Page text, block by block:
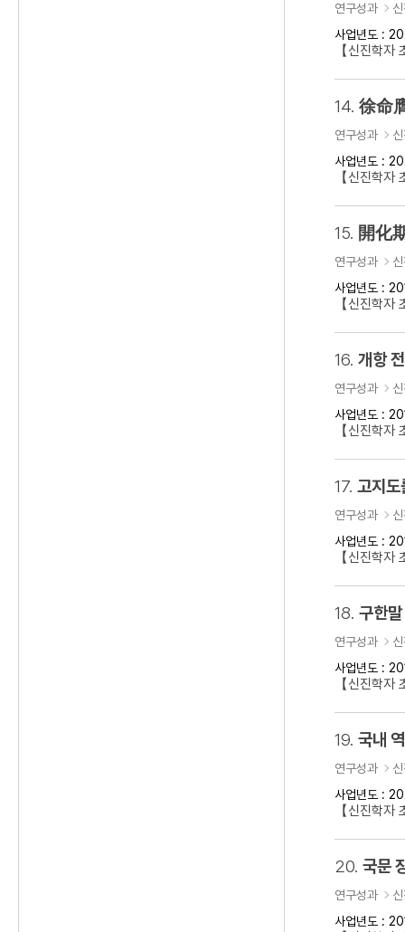
연구성과
사업년도 :
【신진학
14.
연구성과
사업년도 :
【신진학
15. 開化
연구성과
사업년도 :
【신진학
16. 개항
연구성과
사업년도 :
【신진학
17. 고지도
연구성과
사업년도 :
【신진학
18. 구한
연구성과
사업년도 :
【신진학
19. 국내
연구성과
사업년도 :
【신진학
20. 국문
연구성과
사업년도 :